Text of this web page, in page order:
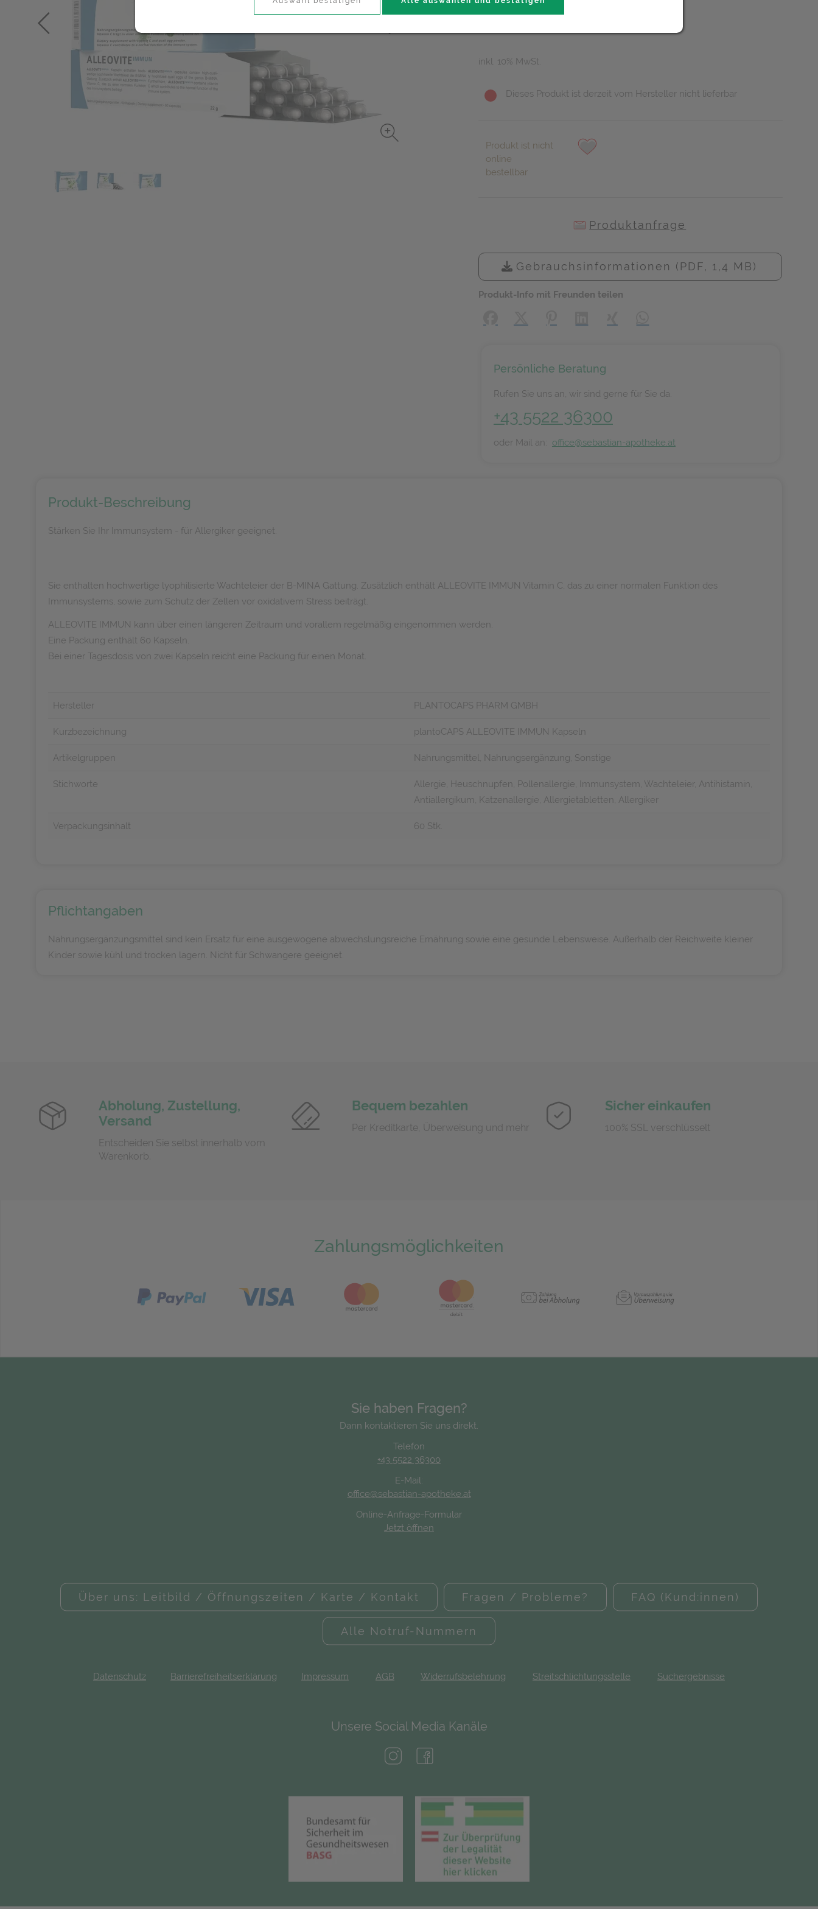
46,65 EUR
inkl. 10% MwSt.
Dieses Produkt ist derzeit vom Hersteller nicht lieferbar
Produkt ist nicht
online
bestellbar
Produktanfrage
Gebrauchsinformationen (PDF, 1,4 MB)
Produkt-Info mit Freunden teilen
Persönliche Beratung
Rufen Sie uns an, wir sind gerne für Sie da.
+43 5522 36300
oder Mail an: office@sebastian-apotheke.at
Produkt-Beschreibung
Stärken Sie Ihr Immunsystem - für Allergiker geeignet.
Sie enthalten hochwertige lyophilisierte Wachteleier der B-MINA Gattung. Zusätzlich enthält ALLEOVITE IMMUN Vitamin C, das zu einer normalen Funktion des
Immunsystems, sowie zum Schutz der Zellen vor oxidativem Stress beiträgt.
ALLEOVITE IMMUN kann über einen längeren Zeitraum und vorallem regelmäßig eingenommen werden.
Eine Packung enthält 60 Kapseln.
Bei einer Tagesdosis von zwei Kapseln reicht eine Packung für einen Monat.
Hersteller PLANTOCAPS PHARM GMBH
Kurzbezeichnung plantoCAPS ALLEOVITE IMMUN Kapseln
Artikelgruppen Nahrungsmittel, Nahrungsergänzung, Sonstige
Stichworte
Allergie, Heuschnupfen, Pollenallergie, Immunsystem, Wachteleier, Antihistamin,
Antiallergikum, Katzenallergie, Allergietabletten, Allergiker
Verpackungsinhalt 60 Stk.
Pflichtangaben
Nahrungsergänzungsmittel sind kein Ersatz für eine ausgewogene abwechslungsreiche Ernährung sowie eine gesunde Lebensweise. Außerhalb der Reichweite kleiner
Kinder sowie kühl und trocken lagern. Nicht für Schwangere geeignet.
Abholung, Zustellung,
Versand
Entscheiden Sie selbst innerhalb vom
Warenkorb.
Bequem bezahlen
Per Kreditkarte, Überweisung und mehr
Sicher einkaufen
100% SSL verschlüsselt
Zahlungsmöglichkeiten
Sie haben Fragen?
Dann kontaktieren Sie uns direkt.
Telefon
+43 5522 36300
E-Mail:
office@sebastian-apotheke.at
Online-Anfrage-Formular
Jetzt öffnen
Über uns: Leitbild / Öffnungszeiten / Karte / Kontakt Fragen / Probleme? FAQ (Kund:innen)
Alle Notruf-Nummern
Datenschutz Barrierefreiheitserklärung Impressum AGB Widerrufsbelehrung Streitschlichtungsstelle Suchergebnisse
Unsere Social Media Kanäle
(öffnet in neuem Tab)
(öffnet in neuem Tab)